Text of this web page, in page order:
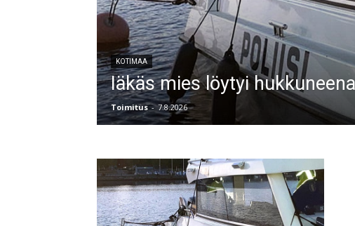
KOTIMAA
Iäkäs mies löytyi
Toimitus - 7.8.2026